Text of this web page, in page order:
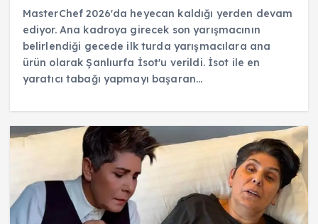
MasterChef 2026'da heyecan kaldığı yerden devam
ediyor. Ana kadroya girecek son yarışmacının
belirlendiği gecede ilk turda yarışmacılara ana
ürün olarak Şanlıurfa İsot'u verildi. İsot ile en
yaratıcı tabağı yapmayı başaran…